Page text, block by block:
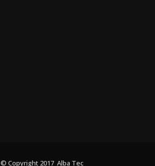
© Copyright 2017 Alba Tec